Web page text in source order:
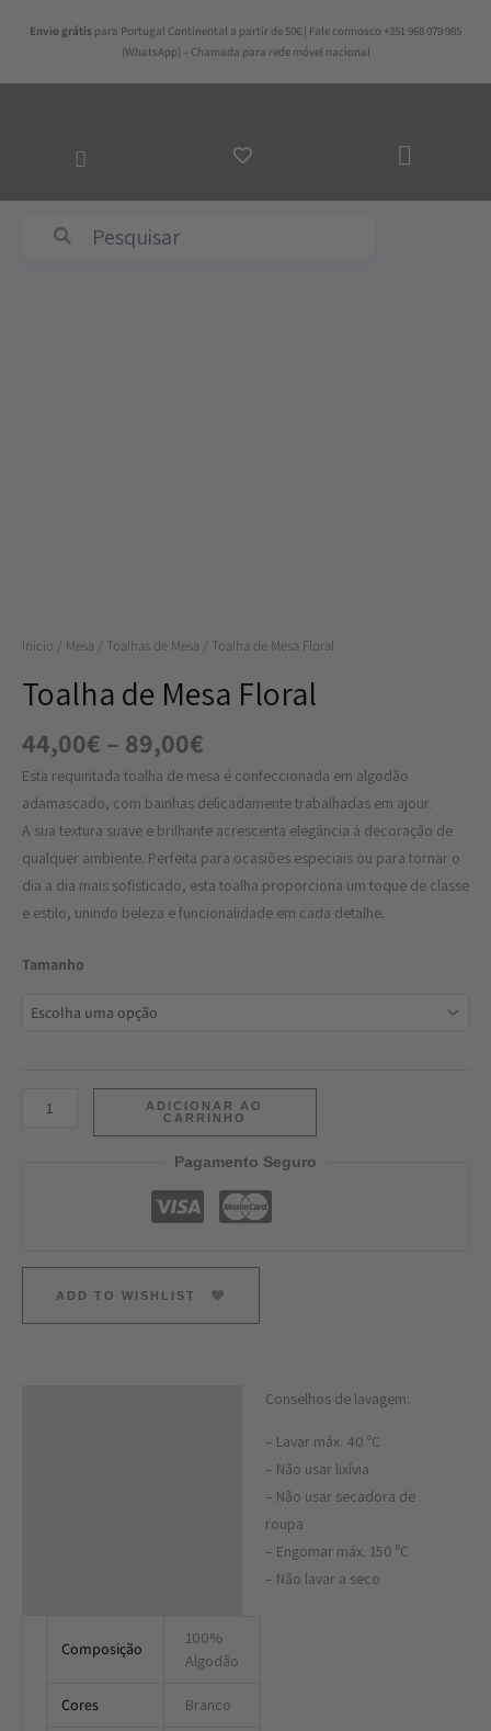
Envio grátis para Portugal Continental a partir de 50€ | Fale connosco +351 968 079 985
(WhatsApp) – Chamada para rede móvel nacional
AO
Início / Mesa / Toalhas de Mesa / Toalha de Mesa Floral
Toalha de Mesa Floral
44,00€ – 89,00€
Esta requintada toalha de mesa é confeccionada em algodão
adamascado, com bainhas delicadamente trabalhadas em ajour.
A sua textura suave e brilhante acrescenta elegância à decoração de
qualquer ambiente. Perfeita para ocasiões especiais ou para tornar o
dia a dia mais sofisticado, esta toalha proporciona um toque de classe
e estilo, unindo beleza e funcionalidade em cada detalhe.
Tamanho
ADICIONAR AO
CARRINHO
Pagamento Seguro
ADD TO WISHLIST
Conselhos de lavagem:
– Lavar máx. 40 ºC
– Não usar lixívia
– Não usar secadora de
roupa
– Engomar máx. 150 ºC
– Não lavar a seco
Composição
100%
Algodão
Cores Branco